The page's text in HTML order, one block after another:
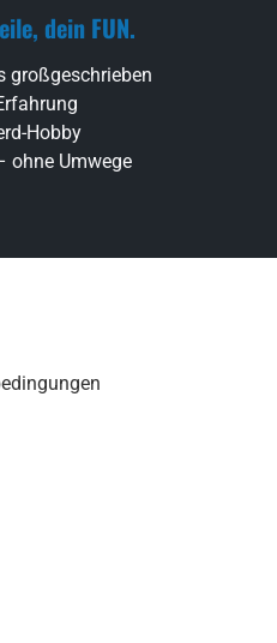
dein FUN.
großgeschrieben
Hobby
ohne Umwege